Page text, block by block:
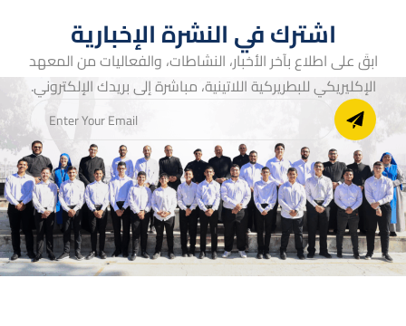
اشترك في النشرة الإخبارية
ابقَ على اطلاع بآخر الأخبار، النشاطات، والفعاليات من المعهد
الإكليريكي للبطريركية اللاتينية، مباشرة إلى بريدك الإلكتروني.